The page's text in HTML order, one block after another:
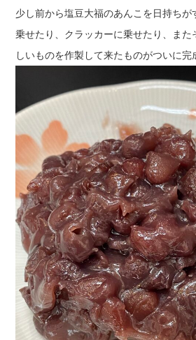
少し前から塩豆大福のあんこを日持ちが
乗せたり、クラッカーに乗せたり、また
しいものを作製して来たものがついに完